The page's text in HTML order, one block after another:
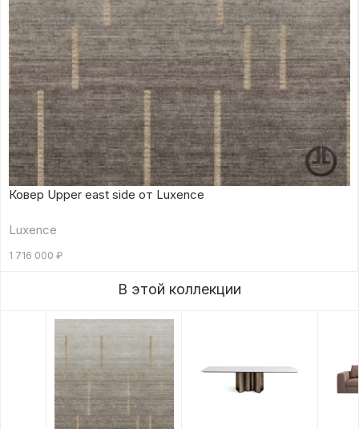
Ковер Upper east side от Luxence
Luxence
1 716 000 ₽
В этой коллекции